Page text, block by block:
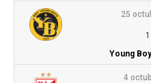
25
1
Young
4